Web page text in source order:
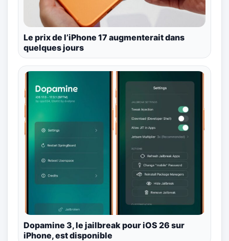
Le prix de l’iPhone 17 augmenterait dans
quelques jours
Dopamine 3, le jailbreak pour iOS 26 sur
iPhone, est disponible